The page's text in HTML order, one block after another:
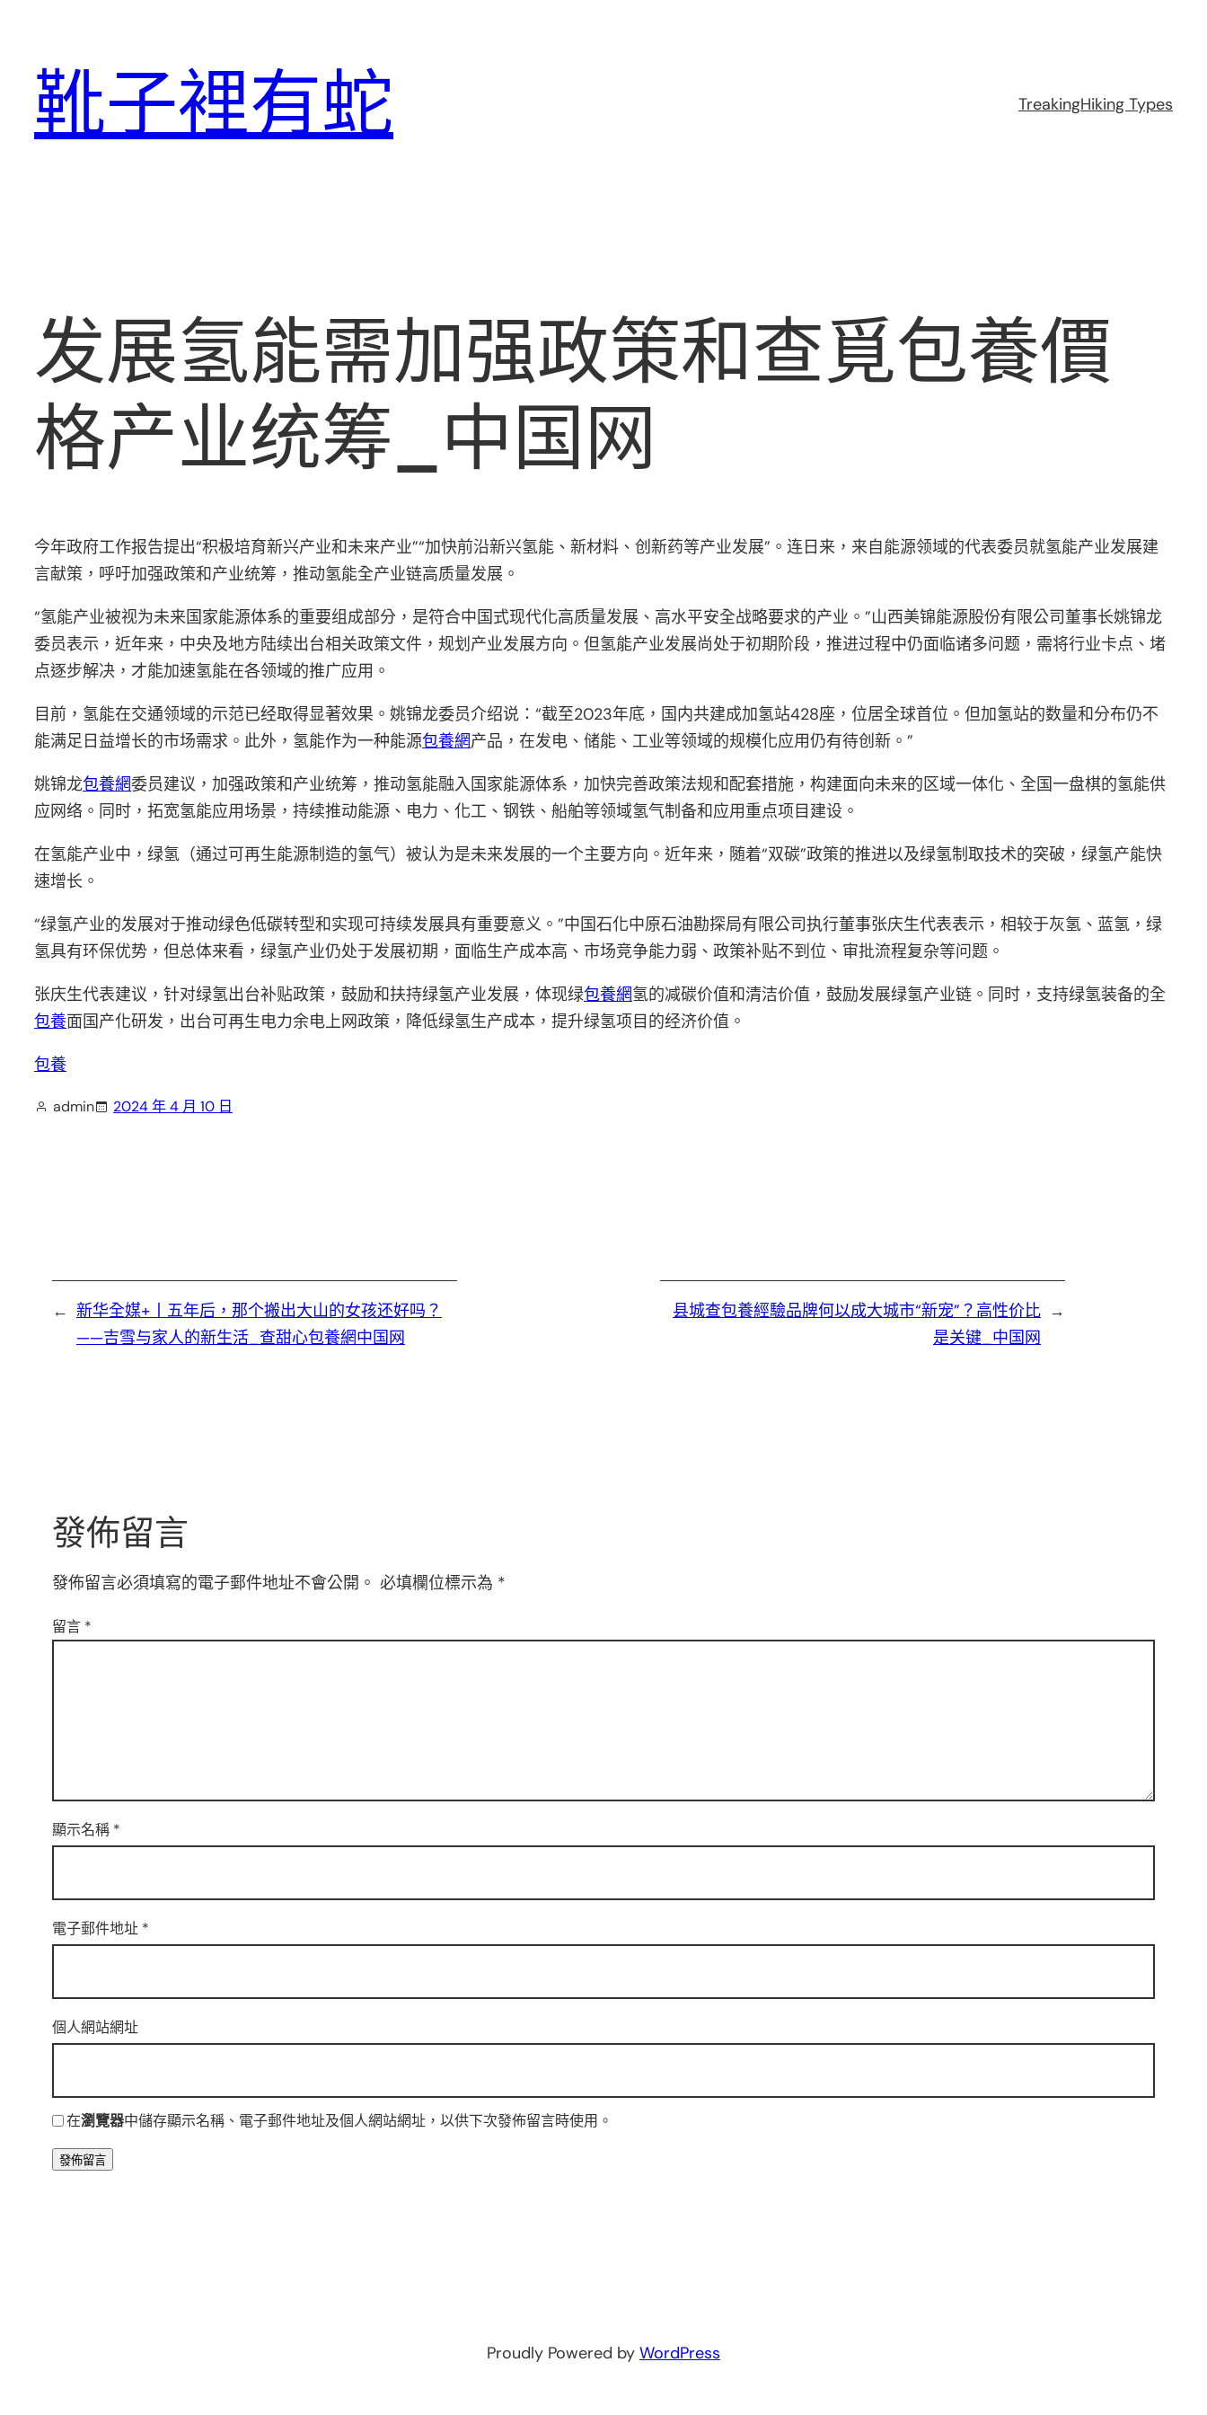
靴子裡有蛇 TreakingHiking Types
发展氢能需加强政策和查覓包養價
格产业统筹_中国网
今年政府工作报告提出“积极培育新兴产业和未来产业”“加快前沿新兴氢能、新材料、创新药等产业发展”。连日来，来自能源领域的代表委员就氢能产业发展建
言献策，呼吁加强政策和产业统筹，推动氢能全产业链高质量发展。
“氢能产业被视为未来国家能源体系的重要组成部分，是符合中国式现代化高质量发展、高水平安全战略要求的产业。”山西美锦能源股份有限公司董事长姚锦龙
委员表示，近年来，中央及地方陆续出台相关政策文件，规划产业发展方向。但氢能产业发展尚处于初期阶段，推进过程中仍面临诸多问题，需将行业卡点、堵
点逐步解决，才能加速氢能在各领域的推广应用。
目前，氢能在交通领域的示范已经取得显著效果。姚锦龙委员介绍说：“截至2023年底，国内共建成加氢站428座，位居全球首位。但加氢站的数量和分布仍不
能满足日益增长的市场需求。此外，氢能作为一种能源包養網产品，在发电、储能、工业等领域的规模化应用仍有待创新。”
姚锦龙包養網委员建议，加强政策和产业统筹，推动氢能融入国家能源体系，加快完善政策法规和配套措施，构建面向未来的区域一体化、全国一盘棋的氢能供
应网络。同时，拓宽氢能应用场景，持续推动能源、电力、化工、钢铁、船舶等领域氢气制备和应用重点项目建设。
在氢能产业中，绿氢（通过可再生能源制造的氢气）被认为是未来发展的一个主要方向。近年来，随着“双碳”政策的推进以及绿氢制取技术的突破，绿氢产能快
速增长。
“绿氢产业的发展对于推动绿色低碳转型和实现可持续发展具有重要意义。”中国石化中原石油勘探局有限公司执行董事张庆生代表表示，相较于灰氢、蓝氢，绿
氢具有环保优势，但总体来看，绿氢产业仍处于发展初期，面临生产成本高、市场竞争能力弱、政策补贴不到位、审批流程复杂等问题。
张庆生代表建议，针对绿氢出台补贴政策，鼓励和扶持绿氢产业发展，体现绿包養網氢的减碳价值和清洁价值，鼓励发展绿氢产业链。同时，支持绿氢装备的全
包養面国产化研发，出台可再生电力余电上网政策，降低绿氢生产成本，提升绿氢项目的经济价值。
包養
admin 2024 年 4 月 10 日
← 新华全媒+丨五年后，那个搬出大山的女孩还好吗？
——吉雪与家人的新生活_查甜心包養網中国网
→
县城查包養經驗品牌何以成大城市“新宠”？高性价比
是关键_中国网
發佈留言
發佈留言必須填寫的電子郵件地址不會公開。 必填欄位標示為 *
留言 *
顯示名稱 *
電子郵件地址 *
個人網站網址
在瀏覽器中儲存顯示名稱、電子郵件地址及個人網站網址，以供下次發佈留言時使用。
Proudly Powered by WordPress